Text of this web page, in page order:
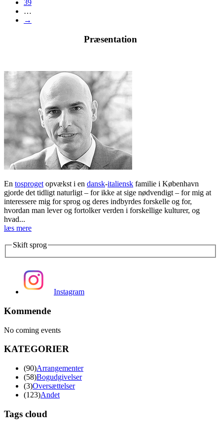
39
…
→
Præsentation
En tosproget opvækst i en dansk-italiensk familie i København
gjorde det tidligt naturligt – for ikke at sige nødvendigt – for mig at
interessere mig for sprog og deres indbyrdes forskelle og for,
hvordan man lever og fortolker verden i forskellige kulturer, og
hvad...
læs mere
Skift sprog
Instagram
Kommende
No coming events
KATEGORIER
(90)Arrangementer
(58)Bogudgivelser
(3)Oversættelser
(123)Andet
Tags cloud